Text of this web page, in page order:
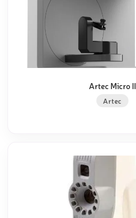
Artec Micro II
Artec